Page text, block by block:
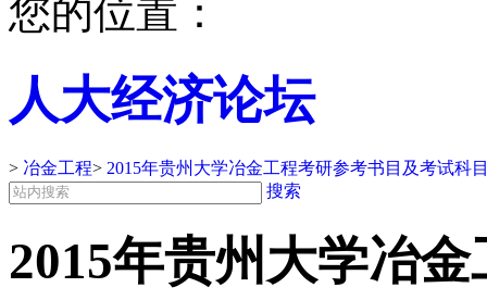
您的位置：
人大经济论坛
> 冶金工程> 2015年贵州大学冶金工程考研参考书目及考试科
搜索
2015年贵州大学冶